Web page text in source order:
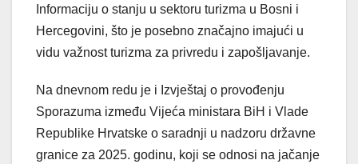
Informaciju o stanju u sektoru turizma u Bosni i
Hercegovini, što je posebno značajno imajući u
vidu važnost turizma za privredu i zapošljavanje.
Na dnevnom redu je i Izvještaj o provođenju
Sporazuma između Vijeća ministara BiH i Vlade
Republike Hrvatske o saradnji u nadzoru državne
granice za 2025. godinu, koji se odnosi na jačanje